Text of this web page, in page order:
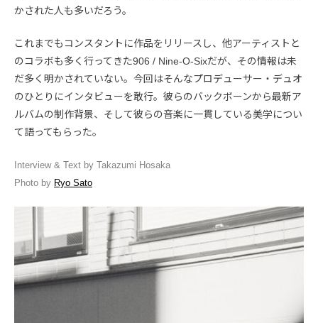
かされた人も多いだろう。
これまでもコンスタントに作品をリリースし、他アーティストと
のコラボも多く行ってきた906 / Nine-O-Sixだが、その情報は未
だ多く明かされていない。今回はそんなプロデューサー・デュオ
のひとりにインタビューを敢行。彼らのバックボーンから最新ア
ルバムの制作背景、そして彼らの音楽に一貫している美学につい
て語ってもらった。
Interview & Text by Takazumi Hosaka
Photo by Ryo Sato